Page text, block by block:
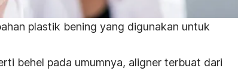
plastik bening yang digunakan untuk
behel pada umumnya, aligner terbuat dari